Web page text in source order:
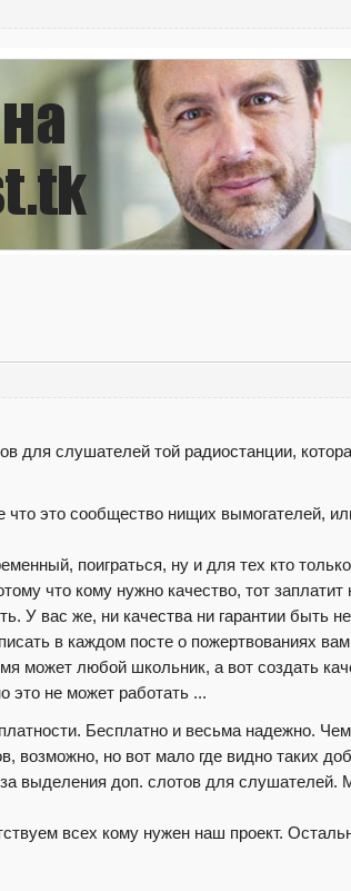
для слушателей той радиостанции,
это сообщество нищих вымогателей,
поиграться, ну и для тех кто
что кому нужно качество, тот
У вас же, ни качества ни гарантии быть
в каждом посте о пожертвованиях
может любой школьник, а вот создать
это не может работать ...
Бесплатно и весьма надежно.
возможно, но вот мало где видно таких
выделения доп. слотов для
всех кому нужен наш проект.